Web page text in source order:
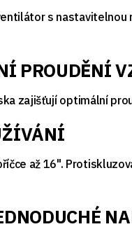
s
PROUDĚNÍ
zajišťují optimální
až 16".